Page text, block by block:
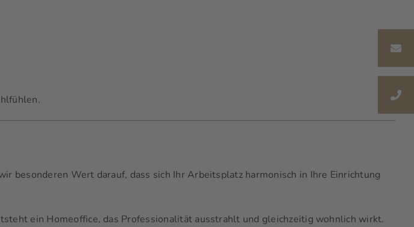
Wert darauf, dass sich Ihr Arbeitsplatz harmonisch in Ihre Einrichtung
ein Homeoffice, das Professionalität ausstrahlt und gleichzeitig wohnlich wirkt.